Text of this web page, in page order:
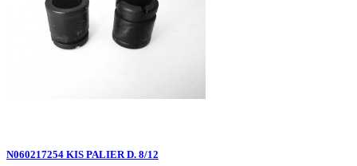
N060217254 KIS PALIER D. 8/12